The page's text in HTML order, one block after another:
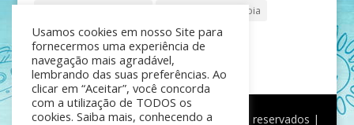
Shopping Vila Olímpia
São Paulo
teatro tênis
®Mãe de Menino | © Todos os direitos reservados |
Usamos cookies em nosso Site para
fornecermos uma experiência de
navegação mais agradável,
lembrando das suas preferências. Ao
clicar em “Aceitar”, você concorda
com a utilização de TODOS os
cookies. Saiba mais, conhecendo a